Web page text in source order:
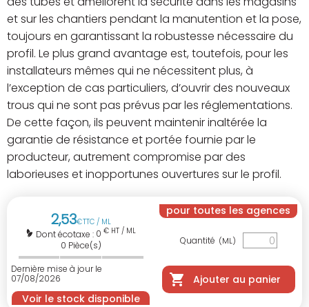
et sur les chantiers pendant la manutention et la pose,
toujours en garantissant la robustesse nécessaire du
profil. Le plus grand avantage est, toutefois, pour les
installateurs mêmes qui ne nécessitent plus, à
l’exception de cas particuliers, d’ouvrir des nouveaux
trous qui ne sont pas prévus par les réglementations.
De cette façon, ils peuvent maintenir inaltérée la
garantie de résistance et portée fournie par le
producteur, autrement compromise par des
laborieuses et inopportunes ouvertures sur le profil.
2,53€TTC / ML
Dont écotaxe : 0 € HT / ML
0 Pièce(s)
Dernière mise à jour le
07/08/2026
Voir le stock disponible
pour toutes les agences
Quantité (ML)
Ajouter au panier